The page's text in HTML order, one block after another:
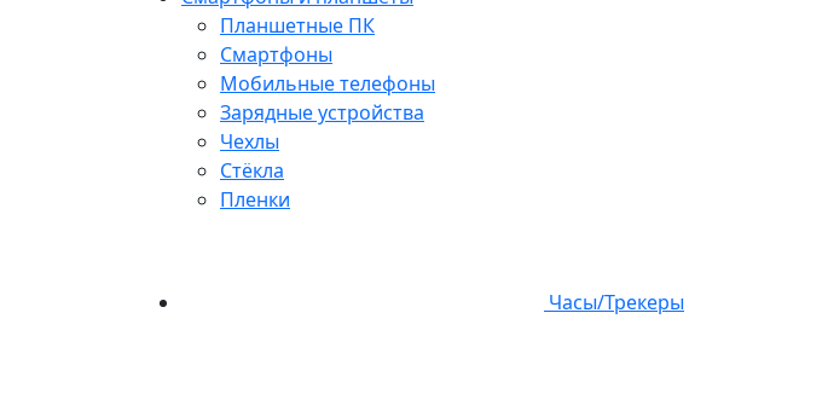
Планшетные ПК
Смартфоны
Мобильные телефоны
Зарядные устройства
Чехлы
Стёкла
Пленки
Часы/Трекеры